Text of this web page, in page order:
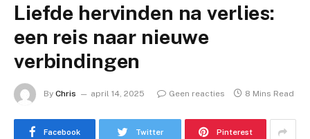
Liefde hervinden na verlies:
een reis naar nieuwe
verbindingen
By Chris april 14, 2025 Geen reacties 8 Mins Read
Facebook Twitter Pinterest